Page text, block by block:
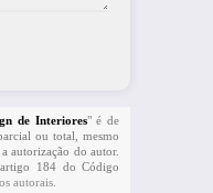
de Interiores" é de
ou total, mesmo
autorização do autor.
184 do Código
autorais.